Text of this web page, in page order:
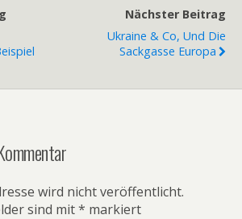
Nächster Beitrag
Ukraine & Co, Und Die
Sackgasse Europa
wird nicht veröffentlicht.
sind mit* markiert